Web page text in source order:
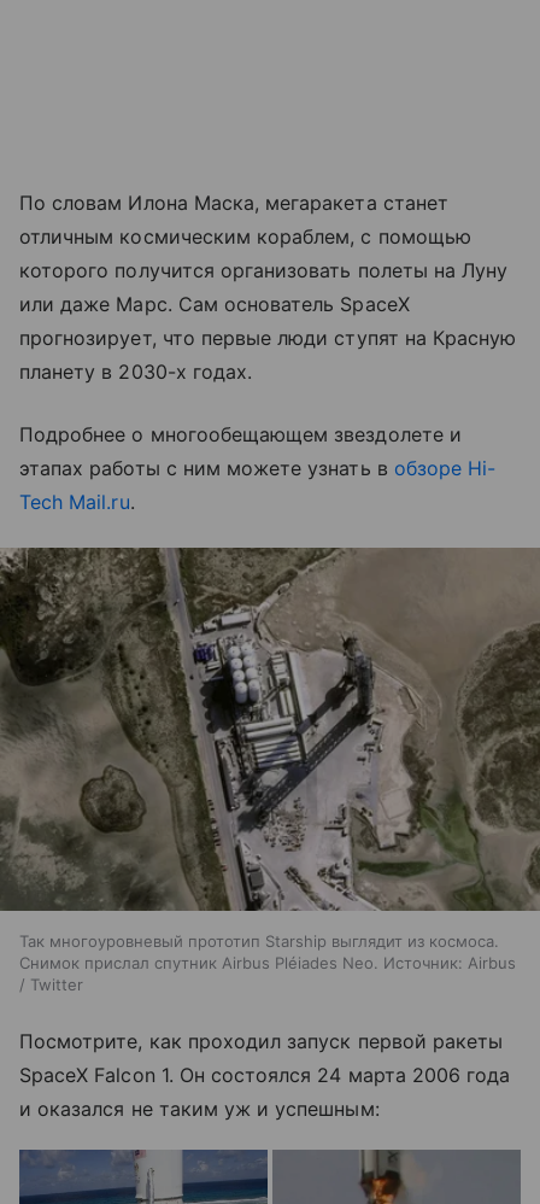
По словам Илона Маска, мегаракета станет
отличным космическим кораблем, с помощью
которого получится организовать полеты на Луну
или даже Марс. Сам основатель SpaceX
прогнозирует, что первые люди ступят на Красную
планету в 2030-х годах.
Подробнее о многообещающем звездолете и
этапах работы с ним можете узнать в обзоре Hi-
Tech Mail.ru.
Так многоуровневый прототип Starship выглядит из космоса.
Снимок прислал спутник Airbus Pléiades Neo. Источник: Airbus
/ Twitter
Посмотрите, как проходил запуск первой ракеты
SpaceX Falcon 1. Он состоялся 24 марта 2006 года
и оказался не таким уж и успешным: